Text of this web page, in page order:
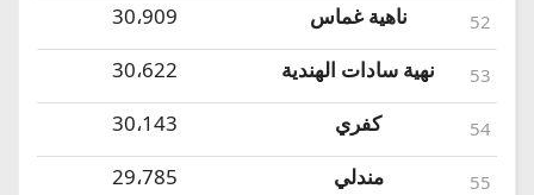
52 ناهية غماس 30،909
53 نهية سادات الهندية 30،622
54 كفري 30،143
55 مندلي 29،785